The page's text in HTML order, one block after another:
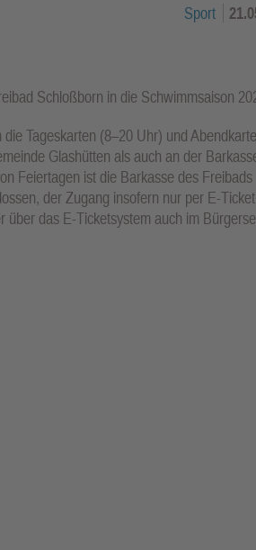
Sport
Schloßborn in die Schwimmsaison
Tageskarten (8–20 Uhr) und
Glashütten als auch an der
Feiertagen ist die Barkasse des Freibads
der Zugang insofern nur per E-
das E-Ticketsystem auch im